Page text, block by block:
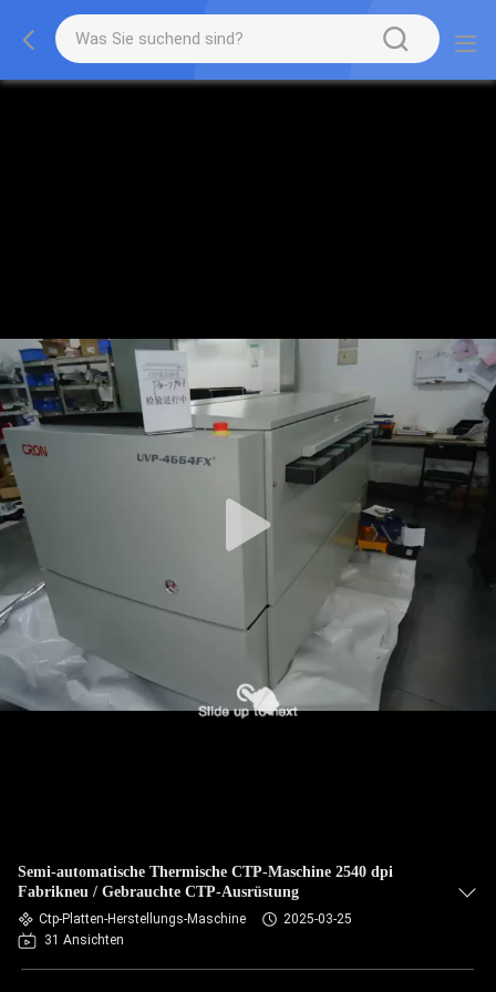
Semi-automatische Thermische CTP-Maschine 2540 dpi
Fabrikneu / Gebrauchte CTP-Ausrüstung
Ctp-Platten-Herstellungs-Maschine
2025-03-25
31 Ansichten